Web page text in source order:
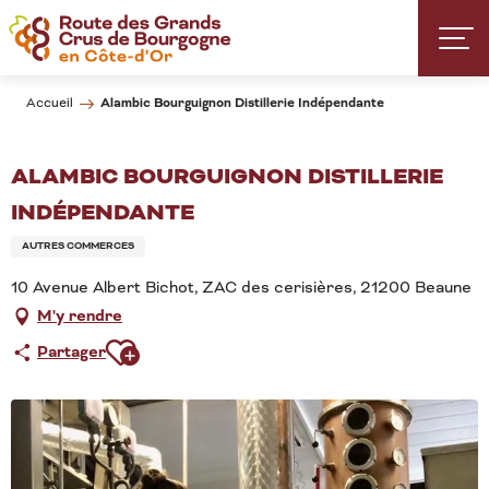
Aller
au
contenu
Accueil Alambic Bourguignon Distillerie Indépendante
ALAMBIC BOURGUIGNON DISTILLERIE
INDÉPENDANTE
AUTRES COMMERCES
10 Avenue Albert Bichot, ZAC des cerisières, 21200 Beaune
M'y rendre
PartagerAjouter aux favoris